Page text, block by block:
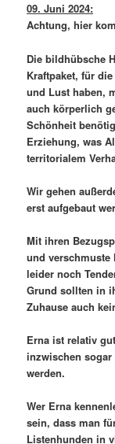
09. Juni 2024:
Achtung, hier
Die bildhübsche
Kraftpaket, für
und Lust haben,
auch körperlich
Schönheit
Erziehung, was
territorialem
Wir gehen
erst aufgebaut
Mit ihren
und verschmuste
leider noch
Grund sollten in
Zuhause auch
Erna ist relativ
inzwischen
werden.
Wer Erna
sein, dass man
Listenhunden in